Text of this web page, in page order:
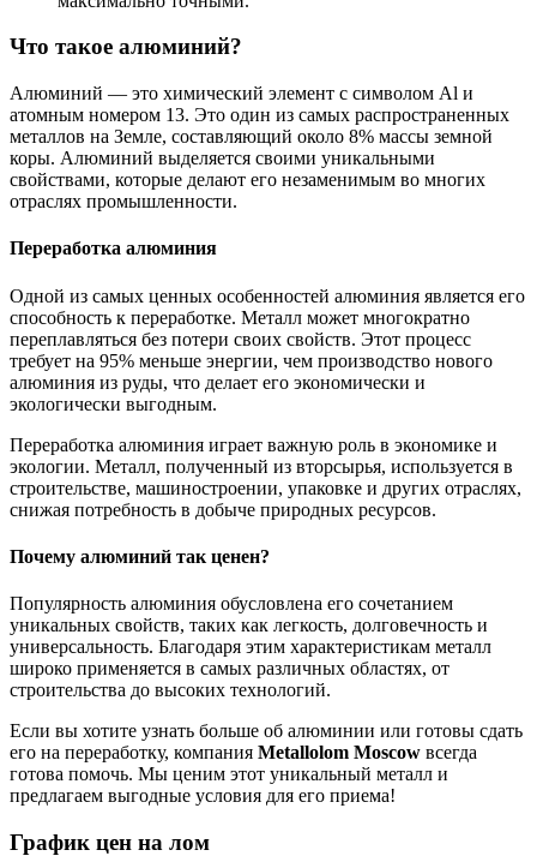
Что такое алюминий?
Алюминий — это химический элемент с символом Al и
атомным номером 13. Это один из самых распространенных
металлов на Земле, составляющий около 8% массы земной
коры. Алюминий выделяется своими уникальными
свойствами, которые делают его незаменимым во многих
отраслях промышленности.
Переработка алюминия
Одной из самых ценных особенностей алюминия является его
способность к переработке. Металл может многократно
переплавляться без потери своих свойств. Этот процесс
требует на 95% меньше энергии, чем производство нового
алюминия из руды, что делает его экономически и
экологически выгодным.
Переработка алюминия играет важную роль в экономике и
экологии. Металл, полученный из вторсырья, используется в
строительстве, машиностроении, упаковке и других отраслях,
снижая потребность в добыче природных ресурсов.
Почему алюминий так ценен?
Популярность алюминия обусловлена его сочетанием
уникальных свойств, таких как легкость, долговечность и
универсальность. Благодаря этим характеристикам металл
широко применяется в самых различных областях, от
строительства до высоких технологий.
Если вы хотите узнать больше об алюминии или готовы сдать
его на переработку, компания Metallolom Moscow всегда
готова помочь. Мы ценим этот уникальный металл и
предлагаем выгодные условия для его приема!
График цен на лом